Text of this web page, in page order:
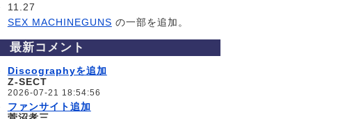
11.27
SEX MACHINEGUNS の一部を追加。
最新コメント
Discographyを追加
Z-SECT
2026-07-21 18:54:56
ファンサイト追加